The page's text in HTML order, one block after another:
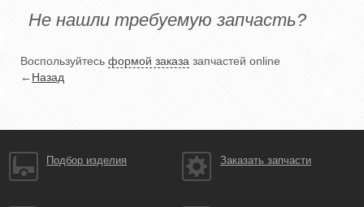
Не нашли требуемую запчасть?
Воспользуйтесь формой заказа запчастей online
←Назад
Подбор изделия Заказать запчасти